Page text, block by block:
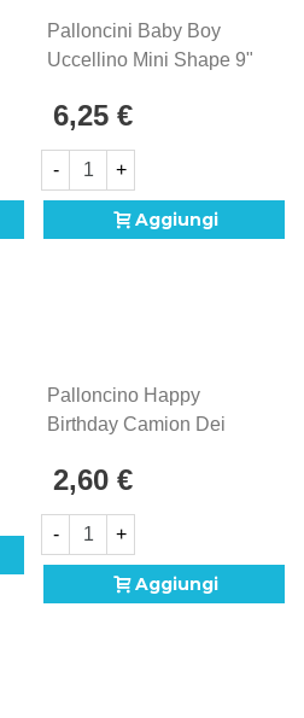
Palloncini Baby Boy
Uccellino Mini Shape 9"
6,25 €
- +
Aggiungi
Palloncino Happy
Birthday Camion Dei
Shape 18" (45cm) In
Mylar, 1pz.
2,60 €
- +
Aggiungi